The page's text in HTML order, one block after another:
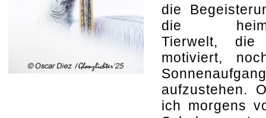
die
die
Tierwelt, die
motiviert,
Sonnenaufgang
aufzustehen.
ich morgens